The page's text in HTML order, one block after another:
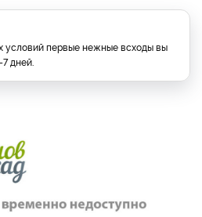
условий первые нежные всходы вы
дней.